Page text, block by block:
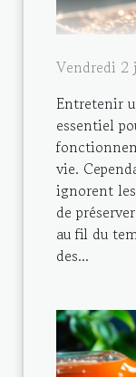
Vendredi 2
Entretenir
essentiel
vie.
ignorent
de
au fil du
des...